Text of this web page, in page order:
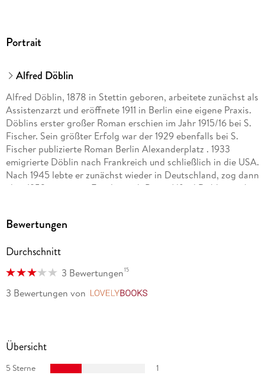
Portrait
Alfred Döblin
Alfred Döblin, 1878 in Stettin geboren, arbeitete zunächst als
Assistenzarzt und eröffnete 1911 in Berlin eine eigene Praxis.
Döblins erster großer Roman erschien im Jahr 1915/16 bei S.
Fischer. Sein größter Erfolg war der 1929 ebenfalls bei S.
Fischer publizierte Roman Berlin Alexanderplatz . 1933
emigrierte Döblin nach Frankreich und schließlich in die USA.
Nach 1945 lebte er zunächst wieder in Deutschland, zog dann
aber 1953 mit seiner Familie nach Paris. Alfred Döblin starb
Bewertungen
Durchschnitt
3 Bewertungen15
3 Bewertungen von
Übersicht
5 Sterne
1